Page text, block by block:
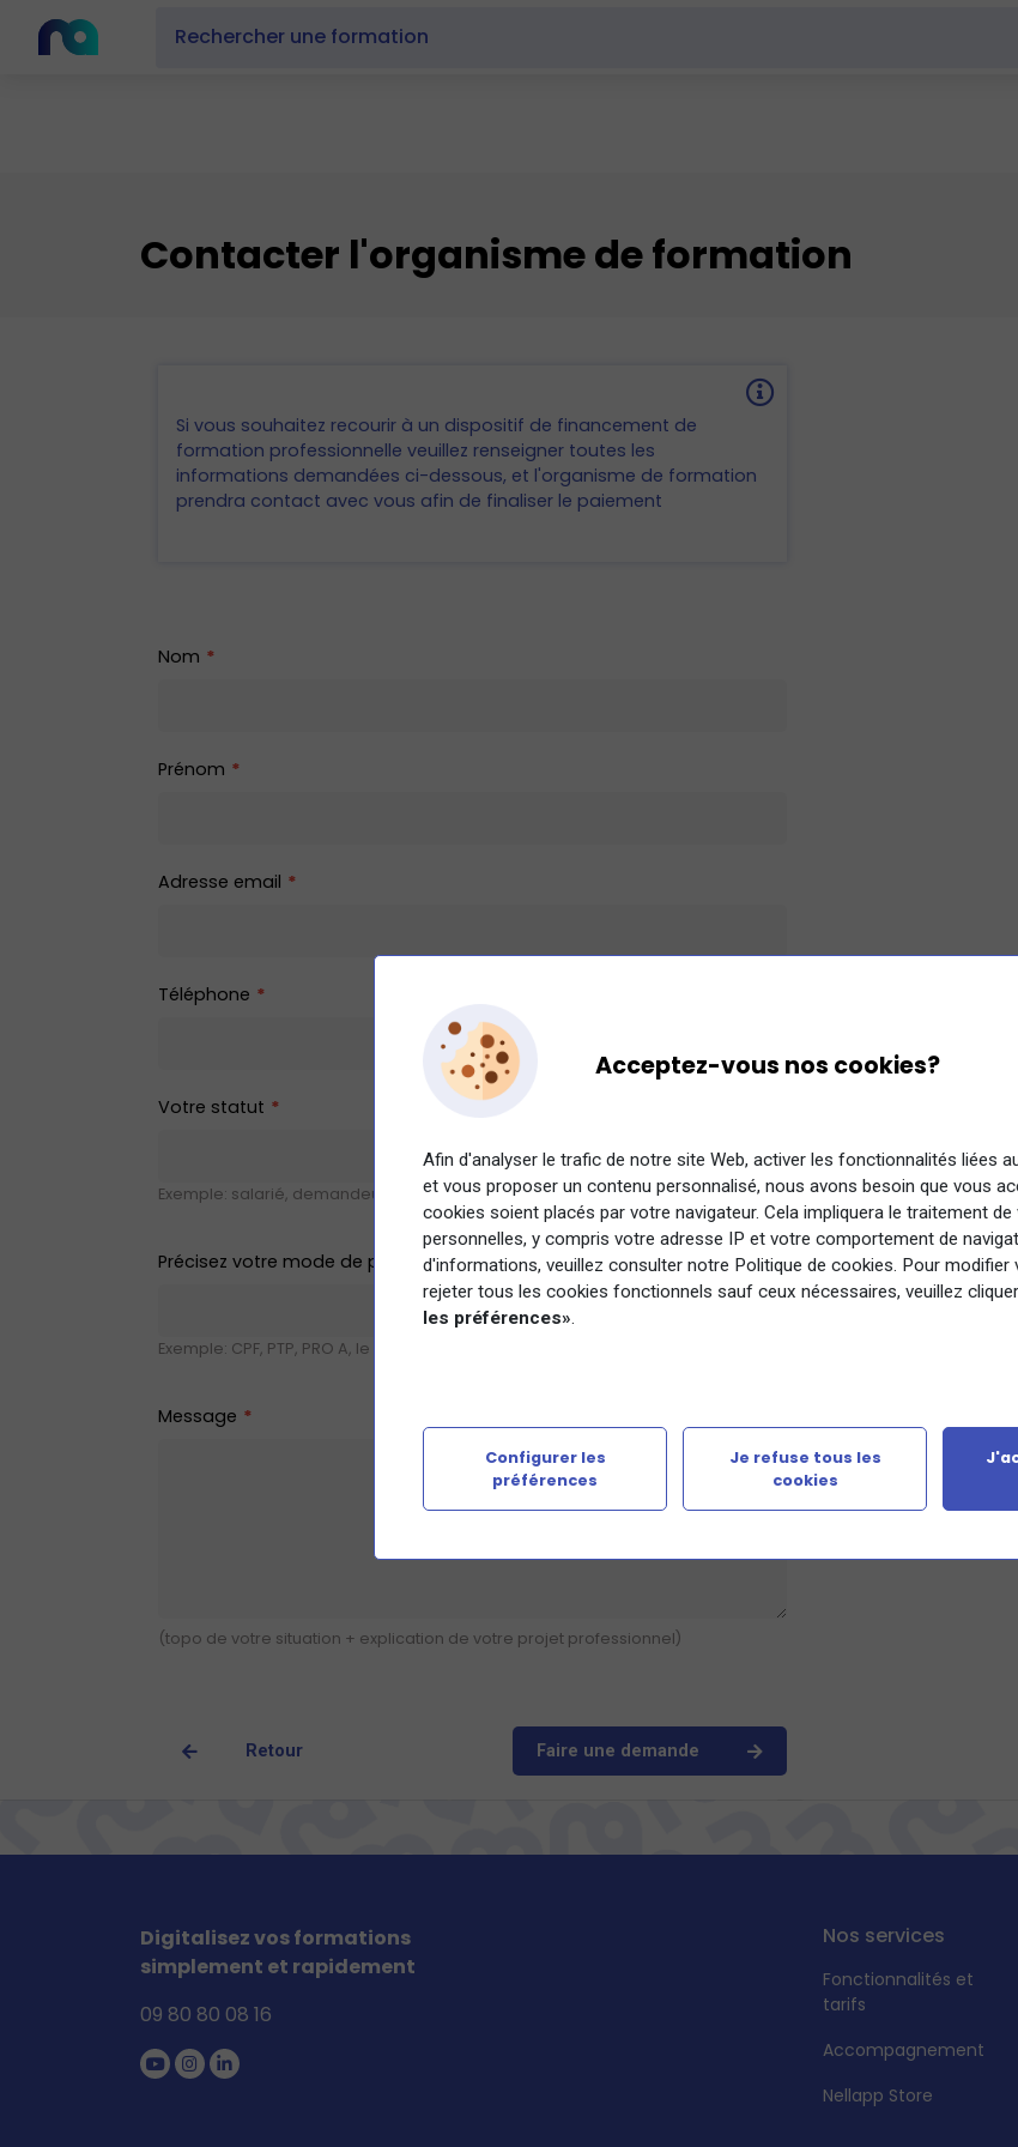
Contacter l'organisme de formation
Si vous souhaitez recourir à un dispositif de financement de
formation professionnelle veuillez renseigner toutes les
informations demandées ci-dessous, et l'organisme de formation
prendra contact avec vous afin de finaliser le paiement
Nom
Prénom
Adresse email
Téléphone
Votre statut
Exemple: salarié, demandeur d'emploi...
Précisez votre mode de paiement / financement
Exemple: CPF, PTP, PRO A, le plan de développement, AIF, CARED, OPCO, AFPR...
Message
(topo de votre situation + explication de votre projet professionnel)
Retour Faire une demande
Digitalisez vos formations
simplement et rapidement
09 80 80 08 16
Nos services
Fonctionnalités et
tarifs
Accompagnement
Nellapp Store
Acceptez-vous nos cookies?
Afin d'analyser le trafic de notre site Web, activer les fonctionnalités liées
et vous proposer un contenu personnalisé, nous avons besoin que vous
cookies soient placés par votre navigateur. Cela impliquera le traitement
personnelles, y compris votre adresse IP et votre comportement de
d'informations, veuillez consulter notre Politique de cookies. Pour modifier
rejeter tous les cookies fonctionnels sauf ceux nécessaires, veuillez
les préférences».
Configurer les
préférences
Je refuse tous les
cookies